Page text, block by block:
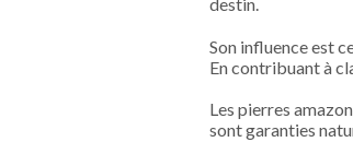
Son influence est
En contribuant à
Les pierres
sont garanties